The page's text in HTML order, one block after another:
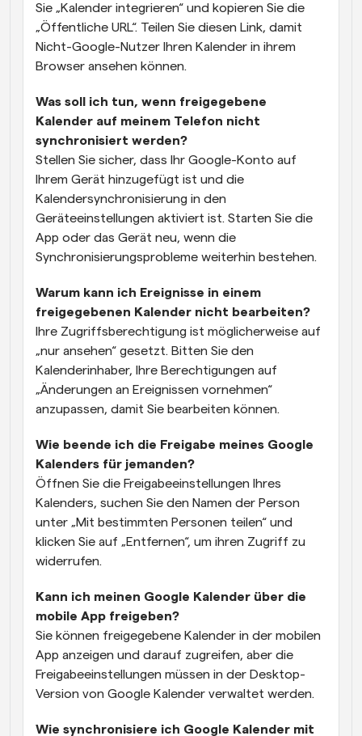
Sie „Kalender integrieren“ und kopieren Sie die
„Öffentliche URL“. Teilen Sie diesen Link, damit
Nicht-Google-Nutzer Ihren Kalender in ihrem
Browser ansehen können.
Was soll ich tun, wenn freigegebene
Kalender auf meinem Telefon nicht
synchronisiert werden?
Stellen Sie sicher, dass Ihr Google-Konto auf
Ihrem Gerät hinzugefügt ist und die
Kalendersynchronisierung in den
Geräteeinstellungen aktiviert ist. Starten Sie die
App oder das Gerät neu, wenn die
Synchronisierungsprobleme weiterhin bestehen.
Warum kann ich Ereignisse in einem
freigegebenen Kalender nicht bearbeiten?
Ihre Zugriffsberechtigung ist möglicherweise auf
„nur ansehen“ gesetzt. Bitten Sie den
Kalenderinhaber, Ihre Berechtigungen auf
„Änderungen an Ereignissen vornehmen“
anzupassen, damit Sie bearbeiten können.
Wie beende ich die Freigabe meines Google
Kalenders für jemanden?
Öffnen Sie die Freigabeeinstellungen Ihres
Kalenders, suchen Sie den Namen der Person
unter „Mit bestimmten Personen teilen“ und
klicken Sie auf „Entfernen“, um ihren Zugriff zu
widerrufen.
Kann ich meinen Google Kalender über die
mobile App freigeben?
Sie können freigegebene Kalender in der mobilen
App anzeigen und darauf zugreifen, aber die
Freigabeeinstellungen müssen in der Desktop-
Version von Google Kalender verwaltet werden.
Wie synchronisiere ich Google Kalender mit